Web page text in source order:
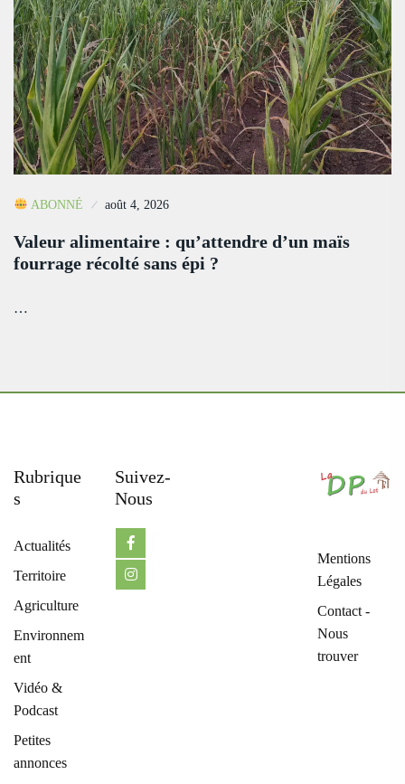
ABONNÉ août 4, 2026
Valeur alimentaire : qu’attendre d’un maïs
fourrage récolté sans épi ?
…
Rubrique
S
Actualités
Territoire
Agriculture
Environnem
ent
Vidéo &
Podcast
Petites
annonces
Suivez-
Nous
Mentions
Légales
Contact -
Nous
trouver